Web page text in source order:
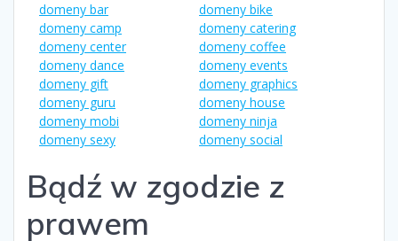
domeny bar
domeny bike
domeny camp
domeny catering
domeny center
domeny coffee
domeny dance
domeny events
domeny gift
domeny graphics
domeny guru
domeny house
domeny mobi
domeny ninja
domeny sexy
domeny social
Bądź w zgodzie z
prawem